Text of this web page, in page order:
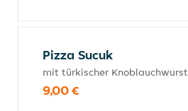
Pizza Sucuk
mit türkischer Knoblauchwurst
9,00 €